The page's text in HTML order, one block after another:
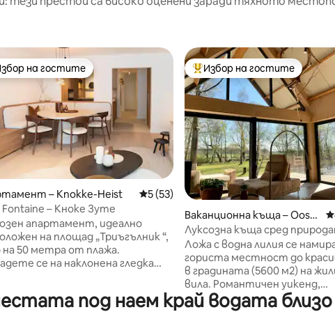
от 5, 124 отзива
популярен избор на гостите
на гостите
– Knokke-Heist Средна оценка: 5 от 5, 53 отзива
5 (53)
Fontaine – Кноке Зуте
апартамент, идеално
на площад „Триъгълник “,
на 50 метра от плажа.
се на наклонена гледка
магазини, ресторанти,
фризьорски салон,
Най-популярен избор на
Избор на гостите
Ваканционна къща – Oostk
amp
Луксозна къща сред
уелнес край езеро
Ложа с водна лилия се
гориста местност до
в градината (5600 м2) на
вила. Романтичен уикенд,
отпуснете се и се
под наем край водата